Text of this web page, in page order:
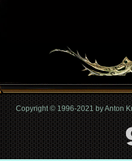
Copyright © 1996-2021 by Anton